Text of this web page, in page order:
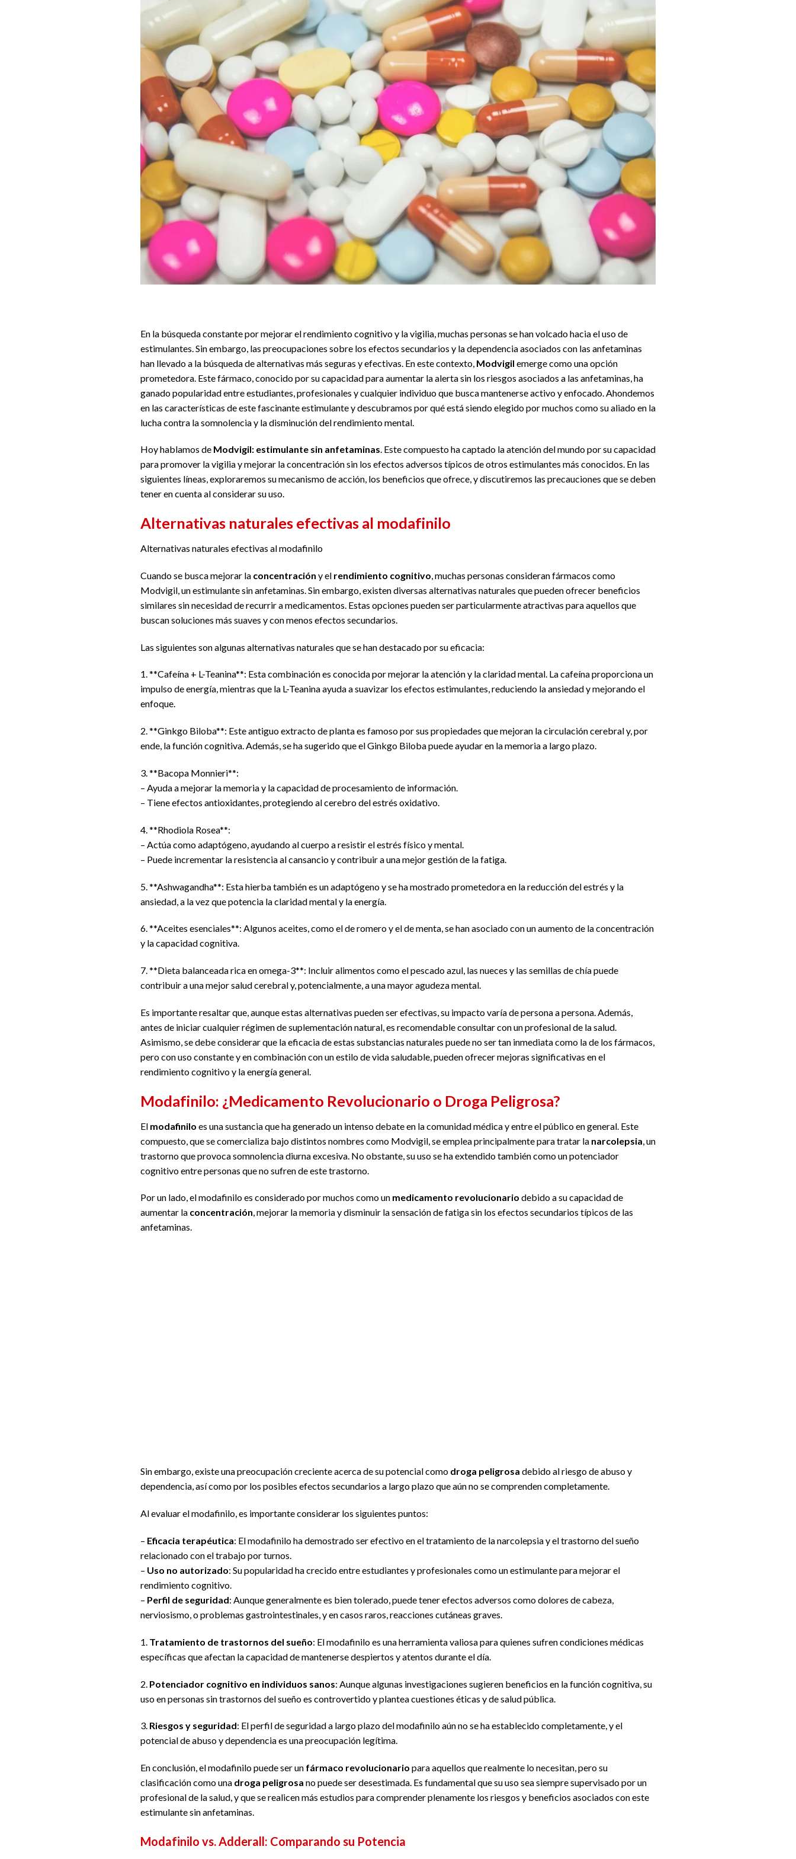
En la búsqueda constante por mejorar el rendimiento cognitivo y la vigilia, muchas personas se han volcado hacia el uso de
estimulantes. Sin embargo, las preocupaciones sobre los efectos secundarios y la dependencia asociados con las anfetaminas
han llevado a la búsqueda de alternativas más seguras y efectivas. En este contexto, Modvigil emerge como una opción
prometedora. Este fármaco, conocido por su capacidad para aumentar la alerta sin los riesgos asociados a las anfetaminas, ha
ganado popularidad entre estudiantes, profesionales y cualquier individuo que busca mantenerse activo y enfocado. Ahondemos
en las características de este fascinante estimulante y descubramos por qué está siendo elegido por muchos como su aliado en la
lucha contra la somnolencia y la disminución del rendimiento mental.
Hoy hablamos de Modvigil: estimulante sin anfetaminas. Este compuesto ha captado la atención del mundo por su capacidad
para promover la vigilia y mejorar la concentración sin los efectos adversos típicos de otros estimulantes más conocidos. En las
siguientes líneas, exploraremos su mecanismo de acción, los beneficios que ofrece, y discutiremos las precauciones que se deben
tener en cuenta al considerar su uso.
Alternativas naturales efectivas al modafinilo
Alternativas naturales efectivas al modafinilo
Cuando se busca mejorar la concentración y el rendimiento cognitivo, muchas personas consideran fármacos como
Modvigil, un estimulante sin anfetaminas. Sin embargo, existen diversas alternativas naturales que pueden ofrecer beneficios
similares sin necesidad de recurrir a medicamentos. Estas opciones pueden ser particularmente atractivas para aquellos que
buscan soluciones más suaves y con menos efectos secundarios.
Las siguientes son algunas alternativas naturales que se han destacado por su eficacia:
1. **Cafeína + L-Teanina**: Esta combinación es conocida por mejorar la atención y la claridad mental. La cafeína proporciona un
impulso de energía, mientras que la L-Teanina ayuda a suavizar los efectos estimulantes, reduciendo la ansiedad y mejorando el
enfoque.
2. **Ginkgo Biloba**: Este antiguo extracto de planta es famoso por sus propiedades que mejoran la circulación cerebral y, por
ende, la función cognitiva. Además, se ha sugerido que el Ginkgo Biloba puede ayudar en la memoria a largo plazo.
3. **Bacopa Monnieri**:
– Ayuda a mejorar la memoria y la capacidad de procesamiento de información.
– Tiene efectos antioxidantes, protegiendo al cerebro del estrés oxidativo.
4. **Rhodiola Rosea**:
– Actúa como adaptógeno, ayudando al cuerpo a resistir el estrés físico y mental.
– Puede incrementar la resistencia al cansancio y contribuir a una mejor gestión de la fatiga.
5. **Ashwagandha**: Esta hierba también es un adaptógeno y se ha mostrado prometedora en la reducción del estrés y la
ansiedad, a la vez que potencia la claridad mental y la energía.
6. **Aceites esenciales**: Algunos aceites, como el de romero y el de menta, se han asociado con un aumento de la concentración
y la capacidad cognitiva.
7. **Dieta balanceada rica en omega-3**: Incluir alimentos como el pescado azul, las nueces y las semillas de chía puede
contribuir a una mejor salud cerebral y, potencialmente, a una mayor agudeza mental.
Es importante resaltar que, aunque estas alternativas pueden ser efectivas, su impacto varía de persona a persona. Además,
antes de iniciar cualquier régimen de suplementación natural, es recomendable consultar con un profesional de la salud.
Asimismo, se debe considerar que la eficacia de estas substancias naturales puede no ser tan inmediata como la de los fármacos,
pero con uso constante y en combinación con un estilo de vida saludable, pueden ofrecer mejoras significativas en el
rendimiento cognitivo y la energía general.
Modafinilo: ¿Medicamento Revolucionario o Droga Peligrosa?
El modafinilo es una sustancia que ha generado un intenso debate en la comunidad médica y entre el público en general. Este
compuesto, que se comercializa bajo distintos nombres como Modvigil, se emplea principalmente para tratar la narcolepsia , un
trastorno que provoca somnolencia diurna excesiva. No obstante, su uso se ha extendido también como un potenciador
cognitivo entre personas que no sufren de este trastorno.
Por un lado, el modafinilo es considerado por muchos como un medicamento revolucionario debido a su capacidad de
aumentar la concentración, mejorar la memoria y disminuir la sensación de fatiga sin los efectos secundarios típicos de las
anfetaminas.
Sin embargo, existe una preocupación creciente acerca de su potencial como droga peligrosa debido al riesgo de abuso y
dependencia, así como por los posibles efectos secundarios a largo plazo que aún no se comprenden completamente.
Al evaluar el modafinilo, es importante considerar los siguientes puntos:
– Eficacia terapéutica: El modafinilo ha demostrado ser efectivo en el tratamiento de la narcolepsia y el trastorno del sueño
relacionado con el trabajo por turnos.
– Uso no autorizado: Su popularidad ha crecido entre estudiantes y profesionales como un estimulante para mejorar el
rendimiento cognitivo.
– Perfil de seguridad: Aunque generalmente es bien tolerado, puede tener efectos adversos como dolores de cabeza,
nerviosismo, o problemas gastrointestinales, y en casos raros, reacciones cutáneas graves.
1. Tratamiento de trastornos del sueño: El modafinilo es una herramienta valiosa para quienes sufren condiciones médicas
específicas que afectan la capacidad de mantenerse despiertos y atentos durante el día.
2. Potenciador cognitivo en individuos sanos: Aunque algunas investigaciones sugieren beneficios en la función cognitiva, su
uso en personas sin trastornos del sueño es controvertido y plantea cuestiones éticas y de salud pública.
3. Riesgos y seguridad: El perfil de seguridad a largo plazo del modafinilo aún no se ha establecido completamente, y el
potencial de abuso y dependencia es una preocupación legítima.
En conclusión, el modafinilo puede ser un fármaco revolucionario para aquellos que realmente lo necesitan, pero su
clasificación como una droga peligrosa no puede ser desestimada. Es fundamental que su uso sea siempre supervisado por un
profesional de la salud, y que se realicen más estudios para comprender plenamente los riesgos y beneficios asociados con este
estimulante sin anfetaminas.
Modafinilo vs. Adderall: Comparando su Potencia